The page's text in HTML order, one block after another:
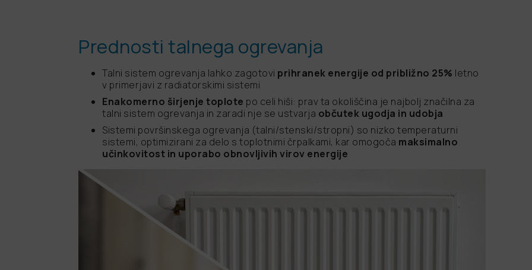
Prednosti talnega ogrevanja
Talni sistem ogrevanja lahko zagotovi prihranek energije od približno 25% letno
v primerjavi z radiatorskimi sistemi
Enakomerno širjenje toplote po celi hiši: prav ta okoliščina je najbolj značilna za
talni sistem ogrevanja in zaradi nje se ustvarja občutek ugodja in udobja
Sistemi površinskega ogrevanja (talni/stenski/stropni) so nizko temperaturni
sistemi, optimizirani za delo s toplotnimi črpalkami, kar omogoča maksimalno
učinkovitost in uporabo obnovljivih virov energije